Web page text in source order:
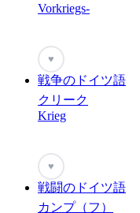
Vorkriegs-
♥
戦争のドイツ語
クリーク
Krieg
♥
戦闘のドイツ語
カンプ（フ）